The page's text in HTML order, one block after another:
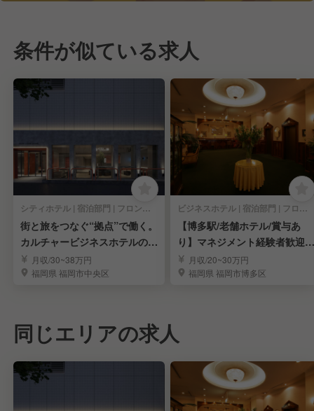
条件が似ている求人
シティホテル | 宿泊部門 | フロントスタッフ
街と旅をつなぐ“拠点”で働く。
カルチャービジネスホテルのフ
ロント
月収/30~38万円
福岡県 福岡市中央区
ビジネスホテル | 宿泊部門 | フロントスタッフ
【博多駅/老舗ホテル/賞与あ
り】マネジメント経験者歓迎！
フロント急募◎
月収/20~30万円
福岡県 福岡市博多区
同じエリアの求人